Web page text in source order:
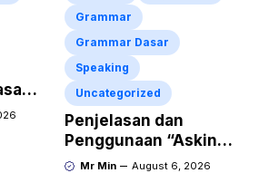
Grammar
Grammar Dasar
Speaking
Uncategorized
Penjelasan dan
Penggunaan “Asking
for Repetition”
Mr Min August 6, 2026